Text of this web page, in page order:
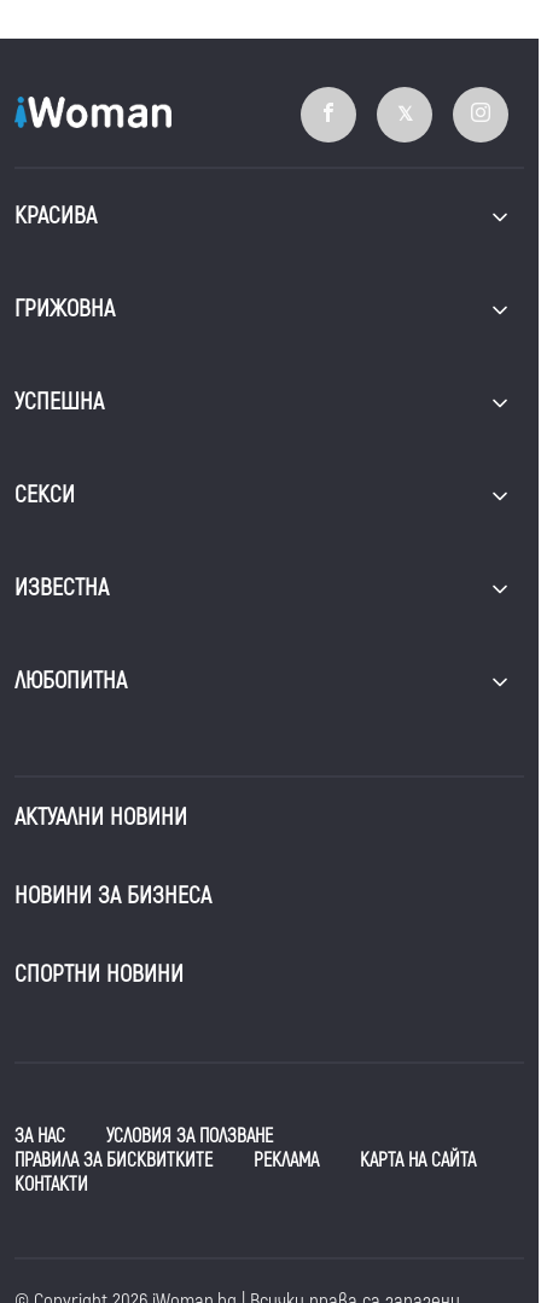
КРАСИВА
ГРИЖОВНА
УСПЕШНА
СЕКСИ
ИЗВЕСТНА
ЛЮБОПИТНА
АКТУАЛНИ НОВИНИ
НОВИНИ ЗА БИЗНЕСА
СПОРТНИ НОВИНИ
ЗА НАС
УСЛОВИЯ ЗА ПОЛЗВАНЕ
ПРАВИЛА ЗА БИСКВИТКИТЕ
РЕКЛАМА
КАРТА НА САЙТА
КОНТАКТИ